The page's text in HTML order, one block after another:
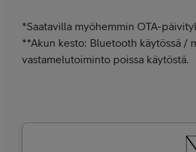
*Saatavilla myöhemmin OTA-
**Akun kesto: Bluetooth käytössä /
vastamelutoiminto poissa käytöstä.